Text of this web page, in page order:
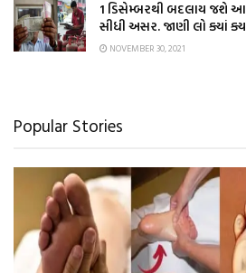
1 ડિસેમ્બરથી બદલાય જશે આ
સીધી અસર. જાણી લો ક્યાં
NOVEMBER 30, 2021
Popular Stories